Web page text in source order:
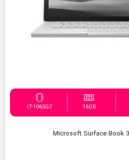
16GB
i7-1065G7